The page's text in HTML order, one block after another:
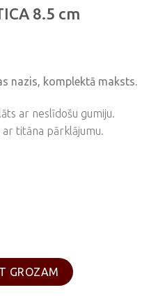
8.5 cm
nazis, komplektā maksts.
ar neslīdošu gumiju.
ar titāna pārklājumu.
GROZAM